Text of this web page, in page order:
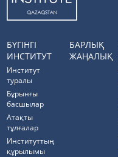
БҮГІНГІ
ИНСТИТУТ
Институт
туралы
Бұрынғы
басшылар
Атақты
тұлғалар
Институттың
құрылымы
БАРЛЫҚ
ЖАҢАЛЫҚ